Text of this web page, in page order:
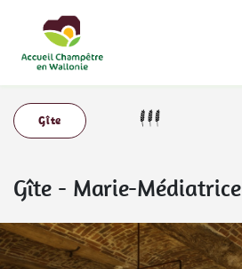
Gîte
Gîte - Marie-Médiatrice